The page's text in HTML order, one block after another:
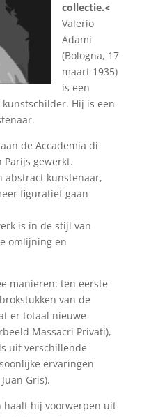
collectie.<
Valerio
Adami
(Bologna, 17
maart 1935)
is een
Hij is een
de Accademia di
Parijs gewerkt.
abstract kunstenaar,
figuratief gaan
is in de stijl van
omlijning en
manieren: ten eerste
van de
er totaal nieuwe
Massacri Privati),
uit verschillende
ervaringen
Gris).
haalt hij voorwerpen uit